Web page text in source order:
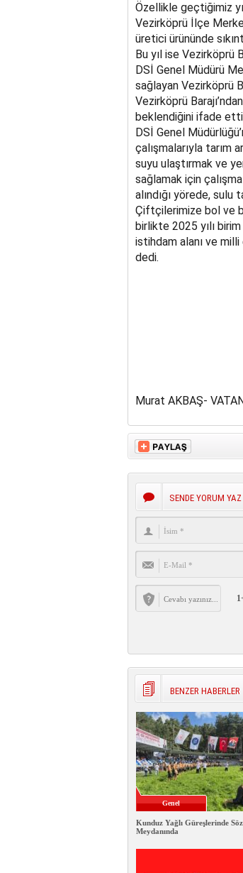
Özellikle geçtiğimiz
Vezirköprü İlçe
üretici ürününde
Bu yıl ise Vezirköprü
DSİ Genel Müdürü
sağlayan Vezirköprü
Vezirköprü
beklendiğini ifade
DSİ Genel
çalışmalarıyla tarım
suyu ulaştırmak ve
sağlamak için
alındığı yörede,
Çiftçilerimize bol ve
birlikte 2025 yılı
istihdam alanı ve milli
dedi.
Murat AKBAŞ-
SENDE YORUM YAZ
BENZER HABERLER
Genel
Kunduz Yağlı Güreşlerinde
Meydanında